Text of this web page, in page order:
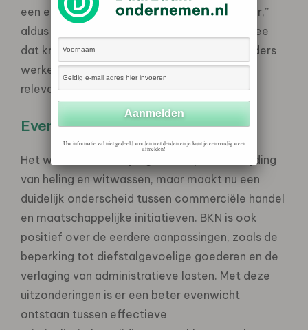
een enorme steun in de rug voor onze sector,”
aldus Rachel Heijne. “De Kamer erkent hiermee
dat kringlooporganisaties fundamenteel anders
werken dan commerciële opkopers en geen
relevante rol spelen in helingpraktijken.”
Evenwichtige wetgeving
Het wetsvoorstel blijft gericht op de bestrijding
van heling en witwassen, maar maakt nu een
duidelijk onderscheid tussen commerciële handel
en maatschappelijke initiatieven. BKN is ook
positief over de eerdere aanpassingen, zoals de
beperking tot diefstalgevoelige goederen en de
verlaging van administratieve lasten. Met deze
uitzonderingen is er een beter evenwicht
ontstaan tussen effectieve
Uw informatie zal niet gedeeld worden met derden en je kunt je eenvoudig weer
afmelden!